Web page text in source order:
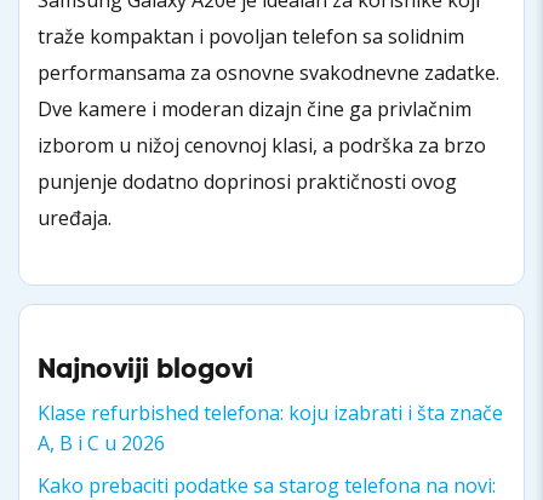
traže kompaktan i povoljan telefon sa solidnim
performansama za osnovne svakodnevne zadatke.
Dve kamere i moderan dizajn čine ga privlačnim
izborom u nižoj cenovnoj klasi, a podrška za brzo
punjenje dodatno doprinosi praktičnosti ovog
uređaja.
Najnoviji blogovi
Klase refurbished telefona: koju izabrati i šta znače
A, B i C u 2026
Kako prebaciti podatke sa starog telefona na novi: